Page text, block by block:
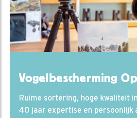
Vogelbescherming
Ruime sortering, hoge kwaliteit
40 jaar expertise en persoonlijk